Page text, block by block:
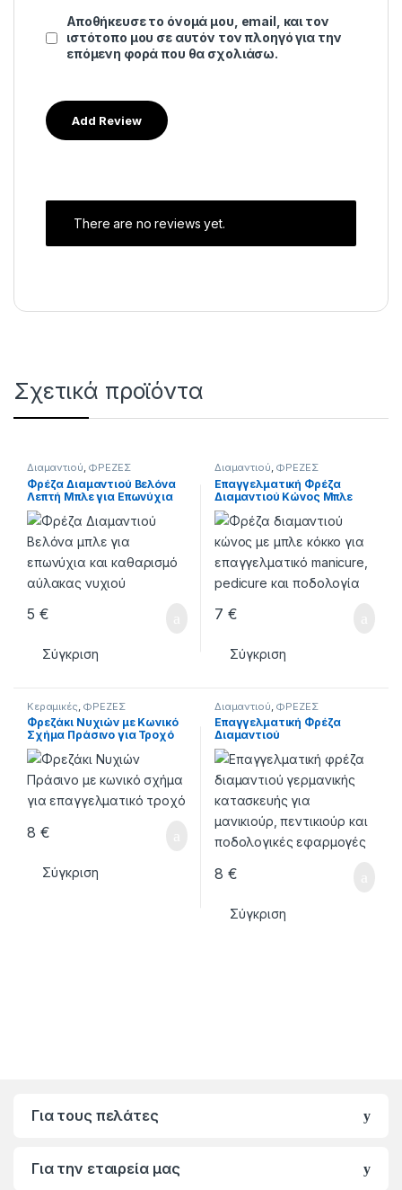
Αποθήκευσε το όνομά μου, email, και τον
ιστότοπο μου σε αυτόν τον πλοηγό για την
επόμενη φορά που θα σχολιάσω.
There are no reviews yet.
Σχετικά προϊόντα
Διαμαντιού, ΦΡΕΖΕΣ
Φρέζα Διαμαντιού Βελόνα
Λεπτή Μπλε για Επωνύχια
5 €
Σύγκριση
Διαμαντιού, ΦΡΕΖΕΣ
Επαγγελματική Φρέζα
Διαμαντιού Κώνος Μπλε
7 €
Σύγκριση
Κεραμικές ΦΡΕΖΕΣ
Φρεζάκι Νυχιών με Κωνικό
Σχήμα Πράσινο για Τροχό
Νυχιών
8 €
Σύγκριση
Διαμαντιού ΦΡΕΖΕΣ
Επαγγελματική Φρέζα
Διαμαντιού
8 €
Σύγκριση
Για τους πελάτες
Για την εταιρεία μας